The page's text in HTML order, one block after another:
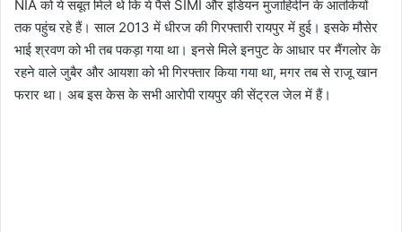
NIA को ये सबूत मिले थे कि ये पैसे SIMI और इंडियन मुजाहिदीन के आतंकियों
तक पहुंच रहे हैं। साल 2013 में धीरज की गिरफ्तारी रायपुर में हुई। इसके मौसेर
भाई श्रवण को भी तब पकड़ा गया था। इनसे मिले इनपुट के आधार पर मैंगलोर के
रहने वाले जुबैर और आयशा को भी गिरफ्तार किया गया था, मगर तब से राजू खान
फरार था। अब इस केस के सभी आरोपी रायपुर की सेंट्रल जेल में हैं।